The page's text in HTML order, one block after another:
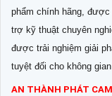
phẩm chính hãng,
trợ kỹ thuật chuyên
được trải nghiệm giải
tuyệt đối cho không
AN THÀNH PHÁT